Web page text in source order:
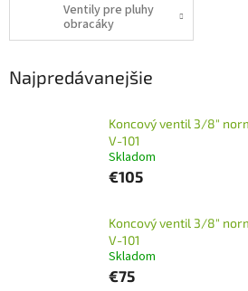
Ventily pre pluhy
obracáky
Najpredávanejšie
Koncový ventil 3/8"
V-101
Skladom
€105
Koncový ventil 3/8"
V-101
Skladom
€75